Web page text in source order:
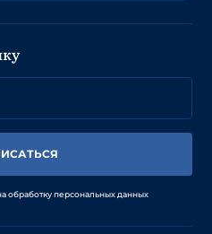
обработку персональных данных